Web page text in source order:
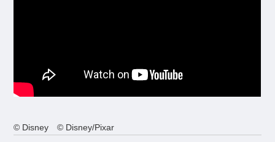
© Disney © Disney/Pixar